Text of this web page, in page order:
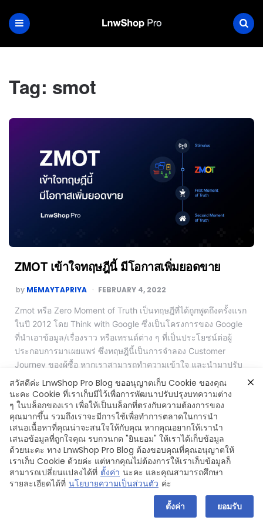
Tag: smot
ZMOT เข้าใจทฤษฎีนี้ มีโอกาสเพิ่มยอดขาย
by MEMAYTAPRIYA FEBRUARY 4, 2022
Zmot หรือ Zero Moment of Truth เป็นทฤษฎีที่ได้ถูกพูดถึงครั้งแรก
ในปี 2012 โดย Think with Google ซึ่งเป็นโครงการของ Google
ที่นำเอาข้อมูล/เรื่องราว หรือเทรนด์ต่าง ๆ ที่เป็นประโยชน์ต่อผู้
ประกอบการมาเผยแพร่ ซึ่งทฤษฎีนี้เป็นการจำลอง Customer
Journey ของผู้ซื้อ หากเราสามารถทำความเข้าใจ และนำมาปรับ
ใช้กับธุรกิจได้ ก็จะเป็นอีกหนึ่งแนวทางเพิ่มยอดขายให้กับแบรนด์ได้
อย่างแน่นอนค่ะ
Read More
Copyright © 2024 LnwShop Company Limited
สวัสดีค่ะ LnwShop Pro Blog ขออนุญาตเก็บ Cookie ของคุณ
นะคะ Cookie ที่เราเก็บมีไว้เพื่อการพัฒนาปรับปรุงบทความต่าง
ๆ ในบล็อกของเรา เพื่อให้เป็นบล็อกที่ตรงกับความต้องการของ
คุณมากขึ้น รวมถึงเราจะมีการใช้เพื่อทำการตลาดในการนำ
เสนอเนื้อหาที่คุณน่าจะสนใจให้กับคุณ หากคุณอยากให้เรานำ
เสนอข้อมูลที่ถูกใจคุณ รบกวนกด "ยินยอม" ให้เราได้เก็บข้อมูล
ด้วยนะคะ ทาง LnwShop Pro Blog ต้องขอบคุณที่คุณอนุญาตให้
เราเก็บ Cookie ด้วยค่ะ แต่หากคุณไม่ต้องการให้เราเก็บข้อมูลก็
สามารถเปลี่ยนแปลงได้ที่ ตั้งค่า นะคะ และคุณสามารถศึกษา
รายละเอียดได้ที่ นโยบายความเป็นส่วนตัว ค่ะ
ตั้งค่า
ยอมรับ